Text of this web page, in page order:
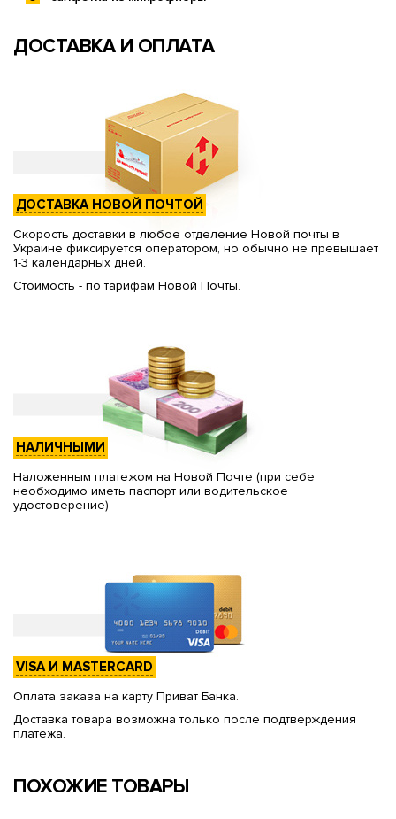
ДОСТАВКА И ОПЛАТА
ДОСТАВКА НОВОЙ ПОЧТОЙ
Скорость доставки в любое отделение Новой почты в
Украине фиксируется оператором, но обычно не превышает
1-3 календарных дней.
Стоимость - по тарифам Новой Почты.
НАЛИЧНЫМИ
Наложенным платежом на Новой Почте (при себе
необходимо иметь паспорт или водительское
удостоверение)
VISA И MASTERCARD
Оплата заказа на карту Приват Банка.
Доставка товара возможна только после подтверждения
платежа.
ПОХОЖИЕ ТОВАРЫ